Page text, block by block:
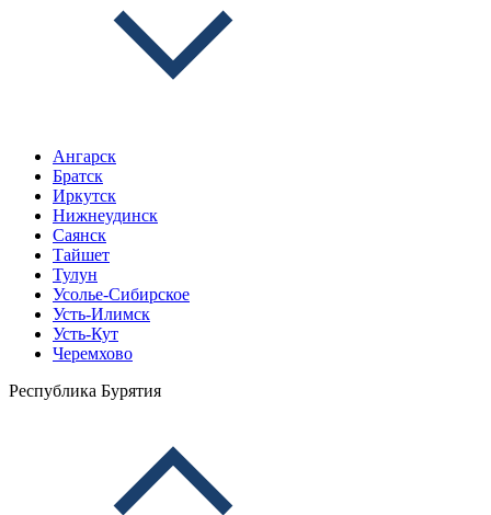
Ангарск
Братск
Иркутск
Нижнеудинск
Саянск
Тайшет
Тулун
Усолье-Сибирское
Усть-Илимск
Усть-Кут
Черемхово
Республика Бурятия